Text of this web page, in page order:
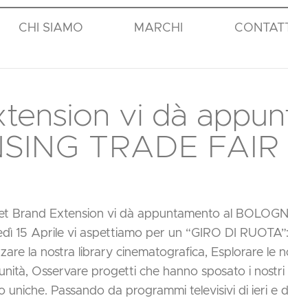
CHI SIAMO MARCHI
vi dà
TRADE FAIR
Brand Extension vi dà appuntamento al
15 Aprile vi aspettiamo per un “GIRO DI
la nostra library cinematografica, Esplorare le
Osservare progetti che hanno sposato i
uniche. Passando da programmi televisivi di ieri e